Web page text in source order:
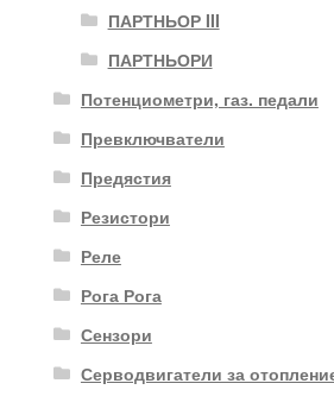
ПАРТНЬОР III
ПАРТНЬОРИ
Потенциометри, газ. педали
Превключватели
Предястия
Резистори
Реле
Рога Рога
Сензори
Серводвигатели за